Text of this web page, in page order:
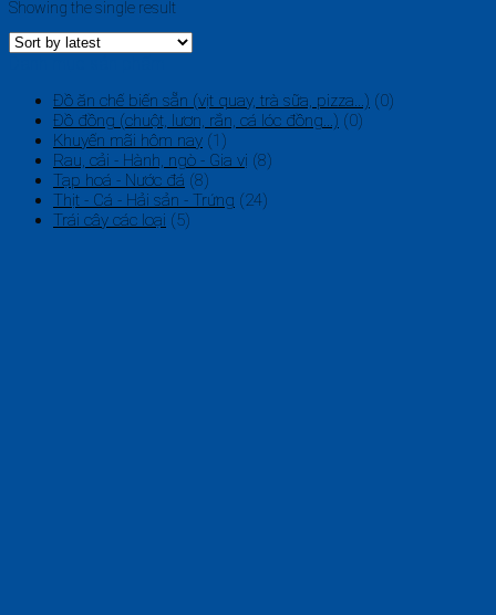
Showing the single result
Đồ ăn chế biến sẵn (vịt quay, trà sữa, pizza...) (0)
Đồ đồng (chuột, lươn, rắn, cá lóc đồng...) (0)
Khuyến mãi hôm nay (1)
Rau, cải - Hành, ngò - Gia vị (8)
Tạp hoá - Nước đá (8)
Thịt - Cá - Hải sản - Trứng (24)
Trái cây các loại (5)